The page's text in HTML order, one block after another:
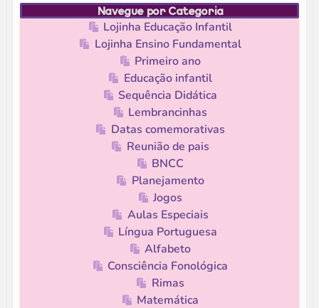
Navegue por Categoria
Lojinha Educação Infantil
Lojinha Ensino Fundamental
Primeiro ano
Educação infantil
Sequência Didática
Lembrancinhas
Datas comemorativas
Reunião de pais
BNCC
Planejamento
Jogos
Aulas Especiais
Língua Portuguesa
Alfabeto
Consciência Fonológica
Rimas
Matemática